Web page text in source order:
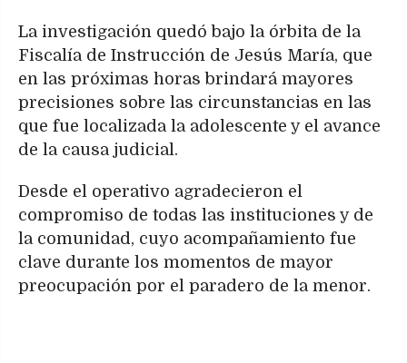
La investigación quedó bajo la órbita de la
Fiscalía de Instrucción de Jesús María, que
en las próximas horas brindará mayores
precisiones sobre las circunstancias en las
que fue localizada la adolescente y el avance
de la causa judicial.
Desde el operativo agradecieron el
compromiso de todas las instituciones y de
la comunidad, cuyo acompañamiento fue
clave durante los momentos de mayor
preocupación por el paradero de la menor.